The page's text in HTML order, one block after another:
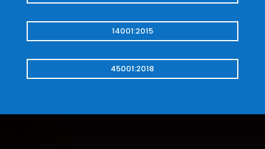
14001:2015
45001:2018